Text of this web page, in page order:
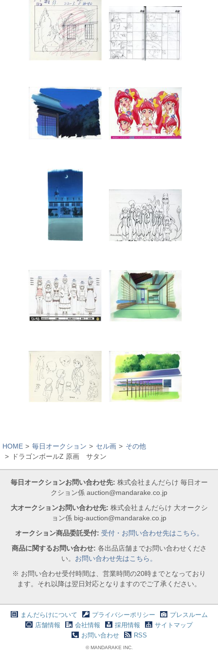
HOME 毎日オークション セル画
その他
ドラゴンボールZ 原画 サタン
毎日オークションお問い合わせ先: 株式会社まんだらけ 毎日オー
クション係 auction@mandarake.co.jp
大オークションお問い合わせ先: 株式会社まんだらけ 大オークシ
ョン係 big-auction@mandarake.co.jp
オークション商品委託受付: 受付・お問い合わせ先はこちら。
商品に関するお問い合わせ: 各出品店舗までお問い合わせくださ
い。 お問い合わせ先はこちら。
※ お問い合わせ受付時間は、営業時間の20時までとなっており
ます。それ以降は翌日対応となりますのでご了承ください。
まんだらけについて プライバシーポリシー
プレスルーム
店舗情報
会社情報 採用情報
サイトマップ
お問い合わせ
RSS
© MANDARAKE INC.